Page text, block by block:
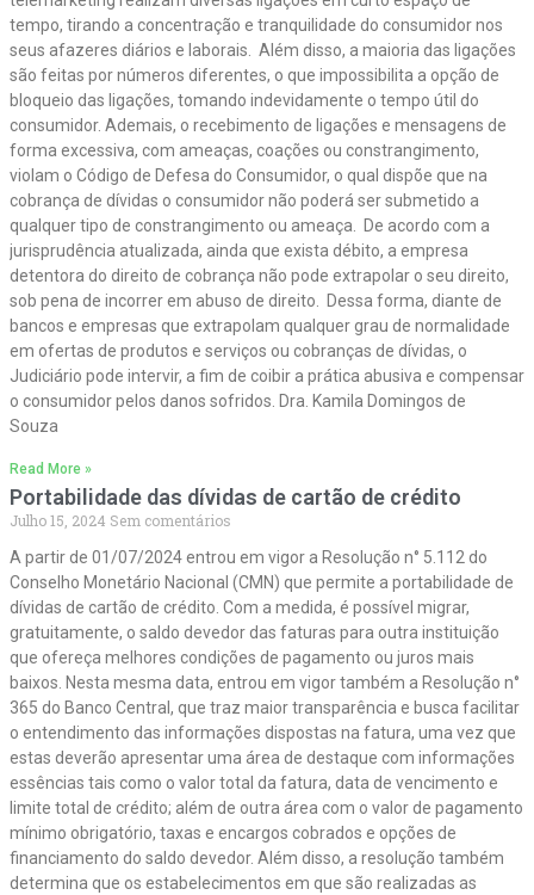
tempo, tirando a concentração e tranquilidade do consumidor nos
seus afazeres diários e laborais. Além disso, a maioria das ligações
são feitas por números diferentes, o que impossibilita a opção de
bloqueio das ligações, tomando indevidamente o tempo útil do
consumidor. Ademais, o recebimento de ligações e mensagens de
forma excessiva, com ameaças, coações ou constrangimento,
violam o Código de Defesa do Consumidor, o qual dispõe que na
cobrança de dívidas o consumidor não poderá ser submetido a
qualquer tipo de constrangimento ou ameaça. De acordo com a
jurisprudência atualizada, ainda que exista débito, a empresa
detentora do direito de cobrança não pode extrapolar o seu direito,
sob pena de incorrer em abuso de direito. Dessa forma, diante de
bancos e empresas que extrapolam qualquer grau de normalidade
em ofertas de produtos e serviços ou cobranças de dívidas, o
Judiciário pode intervir, a fim de coibir a prática abusiva e compensar
o consumidor pelos danos sofridos. Dra. Kamila Domingos de
Souza
Read More »
Portabilidade das dívidas de cartão de crédito
Julho 15, 2024 Sem comentários
A partir de 01/07/2024 entrou em vigor a Resolução n° 5.112 do
Conselho Monetário Nacional (CMN) que permite a portabilidade de
dívidas de cartão de crédito. Com a medida, é possível migrar,
gratuitamente, o saldo devedor das faturas para outra instituição
que ofereça melhores condições de pagamento ou juros mais
baixos. Nesta mesma data, entrou em vigor também a Resolução n°
365 do Banco Central, que traz maior transparência e busca facilitar
o entendimento das informações dispostas na fatura, uma vez que
estas deverão apresentar uma área de destaque com informações
essências tais como o valor total da fatura, data de vencimento e
limite total de crédito; além de outra área com o valor de pagamento
mínimo obrigatório, taxas e encargos cobrados e opções de
financiamento do saldo devedor. Além disso, a resolução também
determina que os estabelecimentos em que são realizadas as